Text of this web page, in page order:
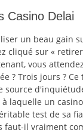
Casino Delai
un beau gain
cliqué sur «
vous
? Trois jours ? Ce
source
à laquelle un
test de sa
faut-il vraiment